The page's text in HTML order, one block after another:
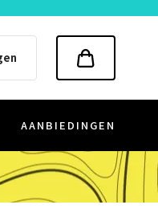
AANBIEDINGEN